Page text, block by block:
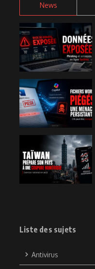
News
Liste des sujets
Antivirus